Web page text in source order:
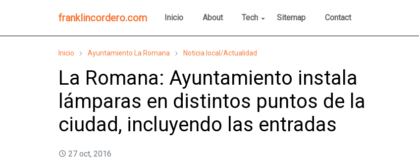
franklincordero.com Inicio About Tech Sitemap Contact
Inicio Ayuntamiento La Romana Noticia local/Actualidad
La Romana: Ayuntamiento instala
lámparas en distintos puntos de la
ciudad, incluyendo las entradas
27 oct, 2016